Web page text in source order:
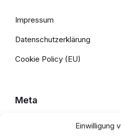
Einwilligung
Impressum
Datenschutzerklärung
Cookie Policy (EU)
Meta